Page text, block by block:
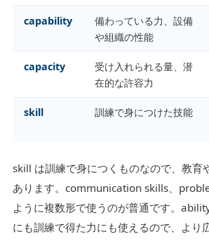
capability
備わっている力、設備
や組織の性能
capacity
受け入れられる量、潜
在的な許容力
skill 訓練で身につけた技能
skill は訓練で身につくものなので、教育
あります。communication skills、
ように複数形で使うのが普通です。
にも訓練で得た力にも使えるので、より